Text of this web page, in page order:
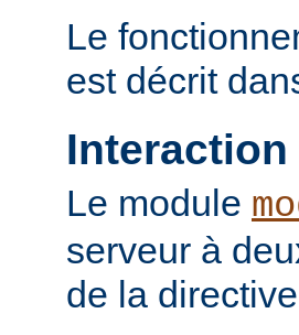
Le
est décrit
Le module
serveur à
de la directive